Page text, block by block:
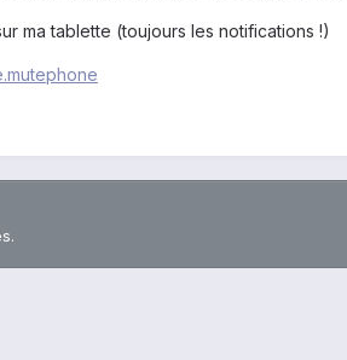
ma tablette (toujours les notifications !)